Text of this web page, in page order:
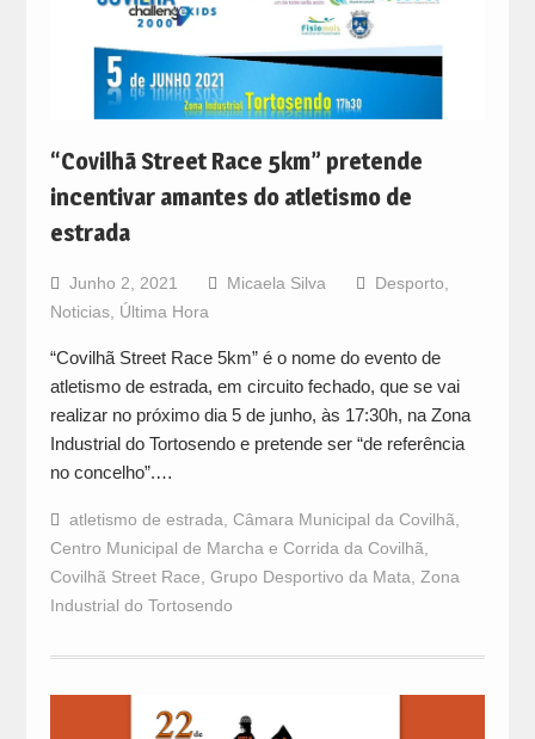
“Covilhã Street Race 5km” pretende
incentivar amantes do atletismo de
estrada
Junho 2, 2021 Micaela Silva Desporto
Noticias, Última Hora
“Covilhã Street Race 5km” é o nome do evento de
atletismo de estrada, em circuito fechado, que se vai
realizar no próximo dia 5 de junho, às 17:30h, na Zona
Industrial do Tortosendo e pretende ser “de referência
no concelho”.…
atletismo de estrada Câmara Municipal da Covilhã
Centro Municipal de Marcha e Corrida da Covilhã
Covilhã Street Race Grupo Desportivo da Mata
Zona
Industrial do Tortosendo